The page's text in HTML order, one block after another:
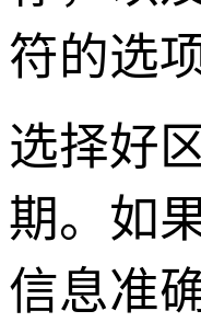
符的选项
选择好
期。如
信息准